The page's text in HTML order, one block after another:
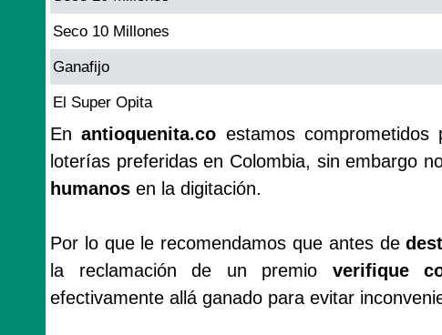
Seco 10 Millones
Ganafijo
El Super Opita
Enantioquenita.co estamos
loterías preferidas en Colombia, sin embargo
humanos en la digitación.
Por lo que le recomendamos que antes de
la reclamación de un premio verifique
efectivamente allá ganado para evitar